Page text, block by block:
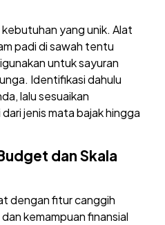
yang unik. Alat
padi di sawah tentu
untuk sayuran
Identifikasi dahulu
lalu sesuaikan
jenis mata bajak hingga
dan Skala
dengan fitur canggih
kemampuan finansial